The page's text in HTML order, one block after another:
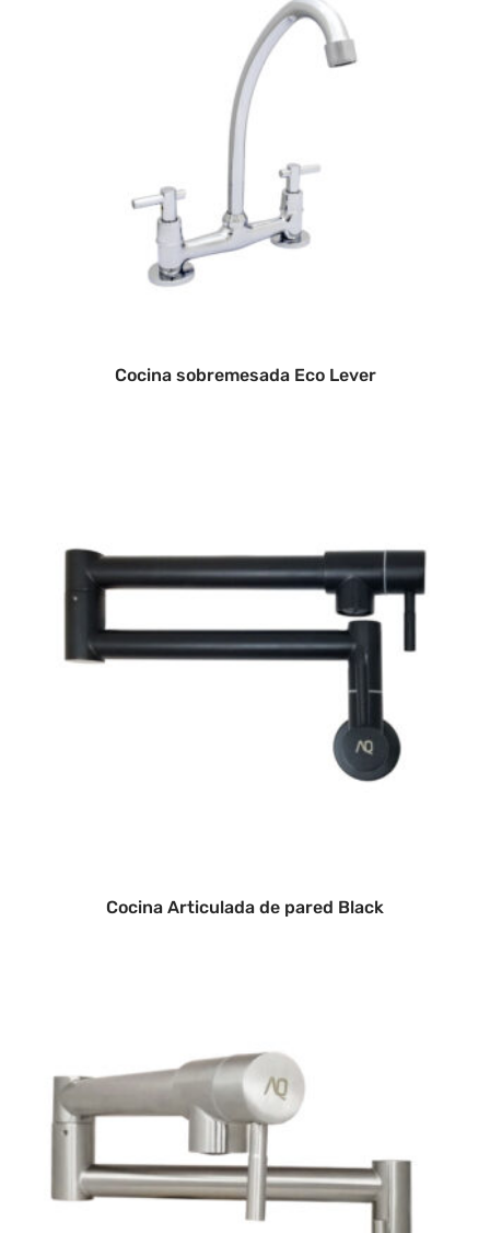
Cocina sobremesada Eco Lever
Cocina Articulada de pared Black